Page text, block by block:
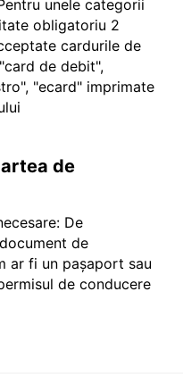
unele categorii
obligatoriu 2
cardurile de
de debit",
"ecard" imprimate
de
De
de
ar fi un pașaport sau
de conducere